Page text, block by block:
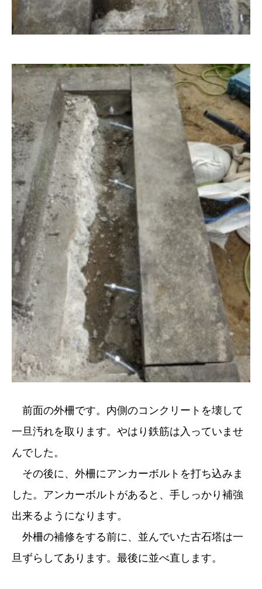
前面の外柵です。内側のコンクリートを壊して
一旦汚れを取ります。やはり鉄筋は入っていませ
んでした。
その後に、外柵にアンカーボルトを打ち込みま
した。アンカーボルトがあると、手しっかり補強
出来るようになります。
外柵の補修をする前に、並んでいた古石塔は一
旦ずらしてあります。最後に並べ直します。